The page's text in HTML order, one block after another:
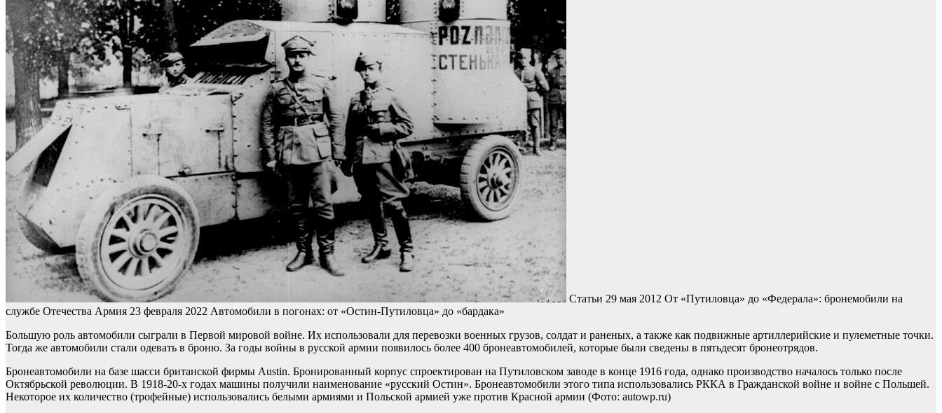
Статьи 29 мая 2012 От «Путиловца» до «Федерала»: бронемобили на
службе Отечества Армия 23 февраля 2022 Автомобили в погонах: от «Остин-Путиловца» до «бардака»
Большую роль автомобили сыграли в Первой мировой войне. Их использовали для перевозки военных грузов, солдат и раненых, а также как подвижные артиллерийские и пулеметные точки.
Тогда же автомобили стали одевать в броню. За годы войны в русской армии появилось более 400 бронеавтомобилей, которые были сведены в пятьдесят бронеотрядов.
Бронеавтомобили на базе шасси британской фирмы Austin. Бронированный корпус спроектирован на Путиловском заводе в конце 1916 года, однако производство началось только после
Октябрьской революции. В 1918-20-х годах машины получили наименование «русский Остин». Бронеавтомобили этого типа использовались РККА в Гражданской войне и войне с Польшей.
Некоторое их количество (трофейные) использовались белыми армиями и Польской армией уже против Красной армии (Фото: autowp.ru)